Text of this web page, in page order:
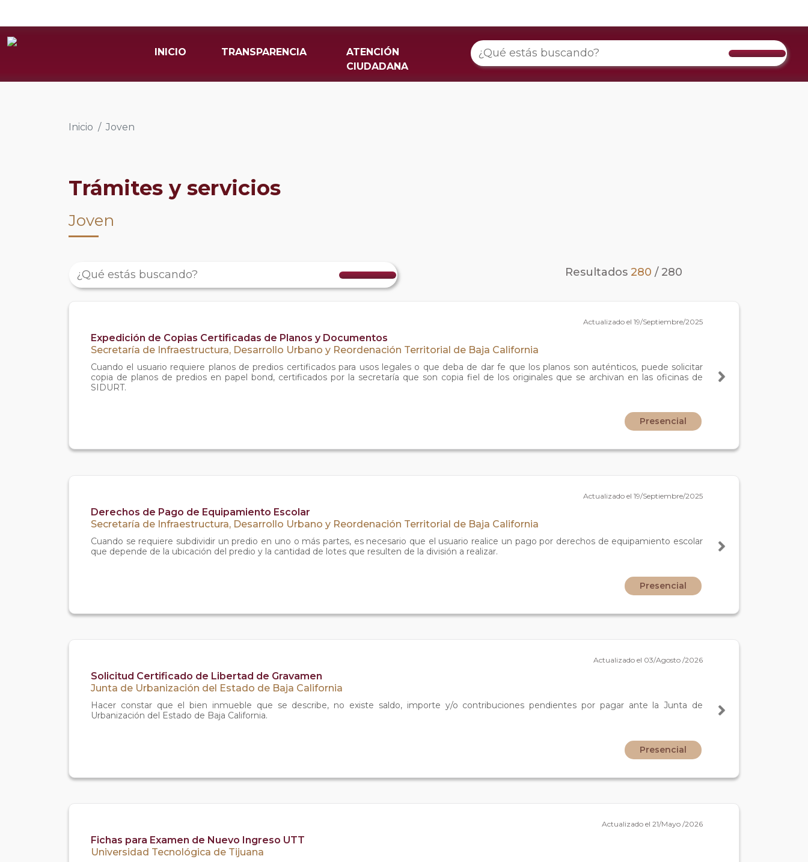
INICIO TRANSPARENCIA
ATENCIÓN
CIUDADANA
Inicio Joven
Trámites y servicios
Joven
Resultados 280 / 280
Actualizado el 19/Septiembre/2025
Expedición de Copias Certificadas de Planos y Documentos
Secretaría de Infraestructura, Desarrollo Urbano y Reordenación Territorial de Baja California
Cuando el usuario requiere planos de predios certificados para usos legales o que deba de dar fe que los planos son auténticos, puede solicitar
copia de planos de predios en papel bond, certificados por la secretaría que son copia fiel de los originales que se archivan en las oficinas de
SIDURT.
Presencial
Actualizado el 19/Septiembre/2025
Derechos de Pago de Equipamiento Escolar
Secretaría de Infraestructura, Desarrollo Urbano y Reordenación Territorial de Baja California
Cuando se requiere subdividir un predio en uno o más partes, es necesario que el usuario realice un pago por derechos de equipamiento escolar
que depende de la ubicación del predio y la cantidad de lotes que resulten de la división a realizar.
Presencial
Actualizado el 03/Agosto /2026
Solicitud Certificado de Libertad de Gravamen
Junta de Urbanización del Estado de Baja California
Hacer constar que el bien inmueble que se describe, no existe saldo, importe y/o contribuciones pendientes por pagar ante la Junta de
Urbanización del Estado de Baja California.
Presencial
Actualizado el 21/Mayo /2026
Fichas para Examen de Nuevo Ingreso UTT
Universidad Tecnológica de Tijuana